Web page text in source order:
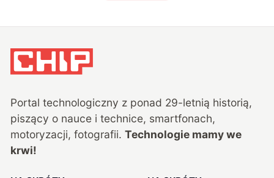
Portal technologiczny z ponad 29-letnią historią,
piszący o nauce i technice, smartfonach,
motoryzacji, fotografii. Technologie mamy we
krwi!